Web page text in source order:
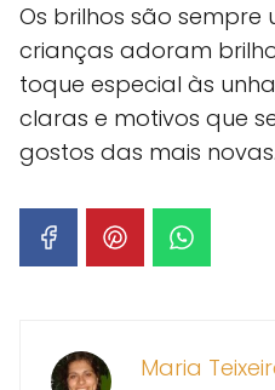
Os brilhos são
crianças adoram
toque especial às
claras e motivos que
gostos das mais novas.
Maria